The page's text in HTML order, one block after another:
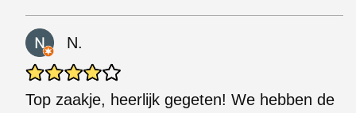
N.
Top zaakje, heerlijk gegeten! We hebben de